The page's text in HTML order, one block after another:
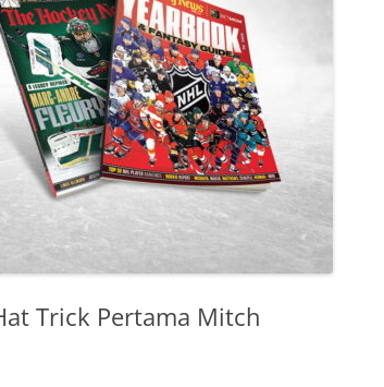
Trick Pertama Mitch